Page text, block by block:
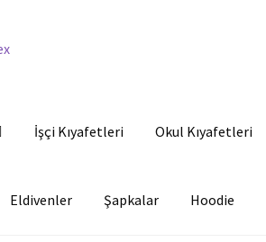
İşçi Kıyafetleri Okul Kıyafetleri
Eldivenler Şapkalar Hoodie